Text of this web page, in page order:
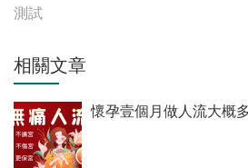
測試
相關文章
懷孕壹個月做人流大概